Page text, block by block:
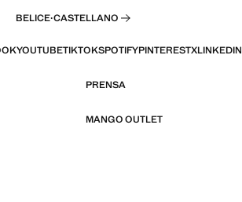
BELICE·CASTELLANO
YOUTUBETIKTOKSPOTIFYPINTERESTXLINKEDIN
PRENSA
MANGO OUTLET